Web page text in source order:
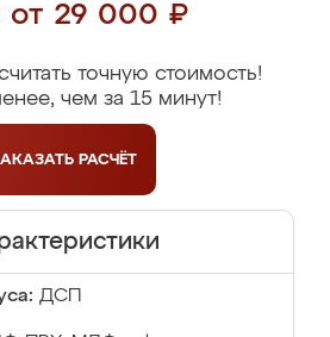
от 29 000 ₽
точную стоимость!
чем за 15 минут!
РАСЧЁТ
ДСП